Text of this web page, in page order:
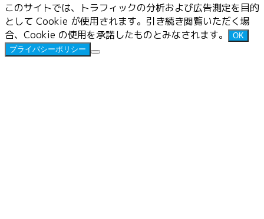
このサイトでは、トラフィックの分析および広告測定を目的
として Cookie が使用されます。引き続き閲覧いただく場
合、Cookie の使用を承諾したものとみなされます。
OK
プライバシーポリシー